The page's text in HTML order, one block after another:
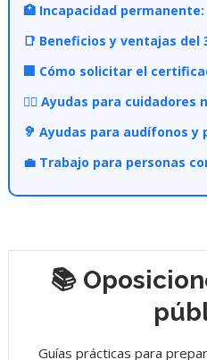
🏥 Incapacidad
📑 Beneficios y ventajas del
🏢 Cómo solicitar el
👩‍⚕️ Ayudas para cuidadores
🦻 Ayudas para audífonos
💼 Trabajo para personas
📚
Guías prácticas para